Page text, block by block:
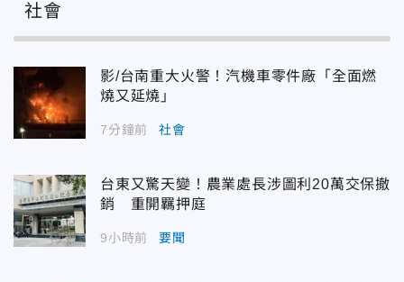
社會
影/台南重大火警！汽機車零件廠「全面燃
燒又延燒」
7分鐘前 社會
台東又驚天變！農業處長涉圖利20萬交保撤
銷 重開羈押庭
9小時前 要聞